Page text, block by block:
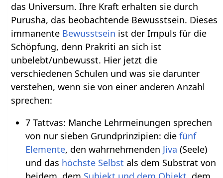
das Universum. Ihre Kraft erhalten sie durch
Purusha, das beobachtende Bewusstsein. Dieses
immanente Bewusstsein ist der Impuls für die
Schöpfung, denn Prakriti an sich ist
unbelebt/unbewusst. Hier jetzt die
verschiedenen Schulen und was sie darunter
verstehen, wenn sie von einer anderen Anzahl
sprechen:
7 Tattvas: Manche Lehrmeinungen sprechen
von nur sieben Grundprinzipien: die fünf
Elemente, den wahrnehmenden Jiva (Seele)
und das höchste Selbst als dem Substrat von